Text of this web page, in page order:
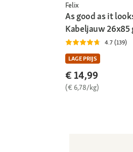
Felix
As good as it
Kabeljauw 26x85
4.7 (139)
LAGE PRIJS
€ 14,99
(€ 6,78/kg)